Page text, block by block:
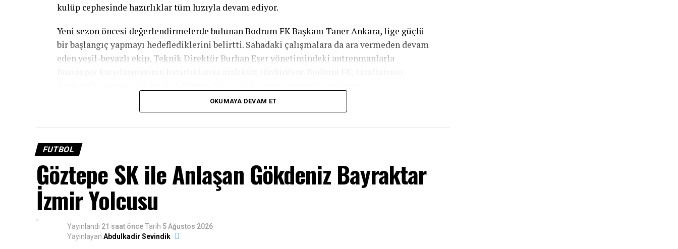
kulüp cephesinde hazırlıklar tüm hızıyla devam ediyor.
Yeni sezon öncesi değerlendirmelerde bulunan Bodrum FK Başkanı Taner Ankara, lige güçlü
bir başlangıç yapmayı hedeflediklerini belirtti. Sahadaki çalışmalara da ara vermeden devam
eden yeşil-beyazlı ekip, Teknik Direktör Burhan Eşer yönetimindeki antrenmanlarla
Eksik Noktalarımızda Çok İyi Transfer Yaptık
OKUMAYA DEVAM ET
FUTBOL
Göztepe SK ile Anlaşan Gökdeniz Bayraktar
İzmir Yolcusu
Yayınlandı 21 saat önceTarih 5 Ağustos 2026
Yayınlayan Abdulkadir Sevindik